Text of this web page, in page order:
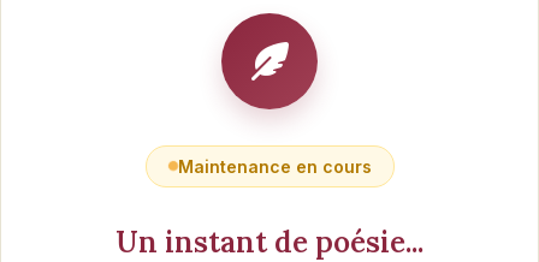
Maintenance en cours
Un instant de poésie...